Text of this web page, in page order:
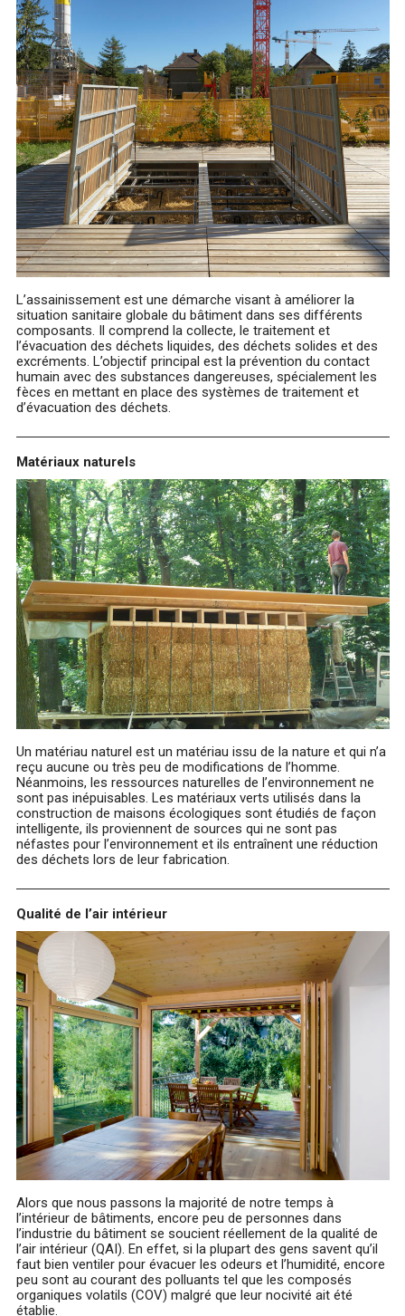
L’assainissement est une démarche visant à améliorer la
situation sanitaire globale du bâtiment dans ses différents
composants. Il comprend la collecte, le traitement et
l’évacuation des déchets liquides, des déchets solides et des
excréments. L’objectif principal est la prévention du contact
humain avec des substances dangereuses, spécialement les
fèces en mettant en place des systèmes de traitement et
d’évacuation des déchets.
Matériaux naturels
Un matériau naturel est un matériau issu de la nature et qui n’a
reçu aucune ou très peu de modifications de l’homme.
Néanmoins, les ressources naturelles de l’environnement ne
sont pas inépuisables. Les matériaux verts utilisés dans la
construction de maisons écologiques sont étudiés de façon
intelligente, ils proviennent de sources qui ne sont pas
néfastes pour l’environnement et ils entraînent une réduction
des déchets lors de leur fabrication.
Qualité de l’air intérieur
Alors que nous passons la majorité de notre temps à
l’intérieur de bâtiments, encore peu de personnes dans
l’industrie du bâtiment se soucient réellement de la qualité de
l’air intérieur (QAI). En effet, si la plupart des gens savent qu’il
faut bien ventiler pour évacuer les odeurs et l’humidité, encore
peu sont au courant des polluants tel que les composés
organiques volatils (COV) malgré que leur nocivité ait été
établie.